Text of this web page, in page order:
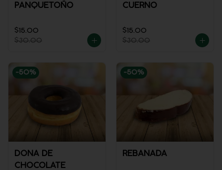
PANQUETOÑO
$15.00
$30.00
CUERNO
$15.00
$30.00
-50%
DONA DE
CHOCOLATE
-50%
REBANADA